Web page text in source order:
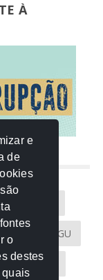
À
CGU
MPE-MT
e
de
o
destes
quais